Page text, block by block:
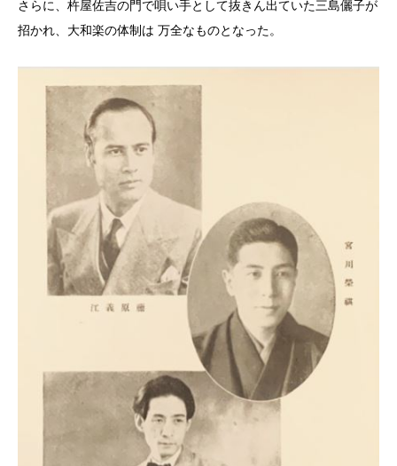
さらに、杵屋佐吉の門で唄い手として抜きん出ていた三島儷子が
招かれ、大和楽の体制は 万全なものとなった。